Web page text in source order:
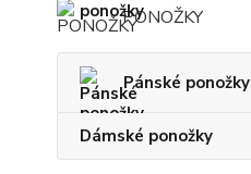
PONOŽKY
Pánské ponožky
Dámské ponožky